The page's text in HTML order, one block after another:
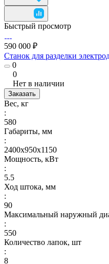
Быстрый просмотр
590 000 ₽
Станок для разделки
0
0
Нет в наличии
Заказать
Вес, кг
:
580
Габариты, мм
:
2400х950х1150
Мощность, кВт
:
5.5
Ход штока, мм
:
90
Максимальный наружный
:
550
Количество лапок, шт
:
8